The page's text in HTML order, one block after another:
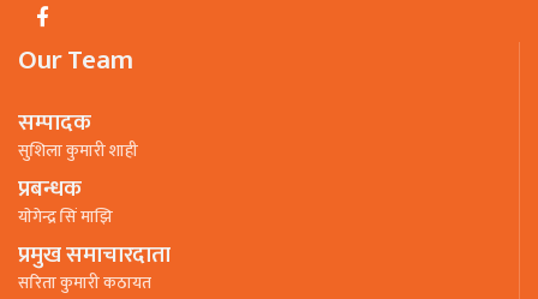
Our Team
सम्पादक
सुशिला कुमारी शाही
प्रबन्धक
याेगेन्द्र सिं माझि
प्रमुख समाचारदाता
सरिता कुमारी कठायत